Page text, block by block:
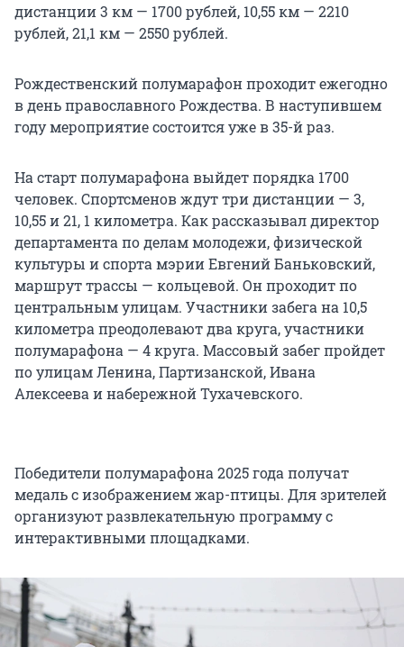
дистанции 3 км — 1700 рублей, 10,55 км — 2210
рублей, 21,1 км — 2550 рублей.
Рождественский полумарафон проходит ежегодно
в день православного Рождества. В наступившем
году мероприятие состоится уже в 35-й раз.
На старт полумарафона выйдет порядка 1700
человек. Спортсменов ждут три дистанции — 3,
10,55 и 21, 1 километра. Как рассказывал директор
департамента по делам молодежи, физической
культуры и спорта мэрии Евгений Баньковский,
маршрут трассы — кольцевой. Он проходит по
центральным улицам. Участники забега на 10,5
километра преодолевают два круга, участники
полумарафона — 4 круга. Массовый забег пройдет
по улицам Ленина, Партизанской, Ивана
Алексеева и набережной Тухачевского.
Победители полумарафона 2025 года получат
медаль с изображением жар-птицы. Для зрителей
организуют развлекательную программу с
интерактивными площадками.